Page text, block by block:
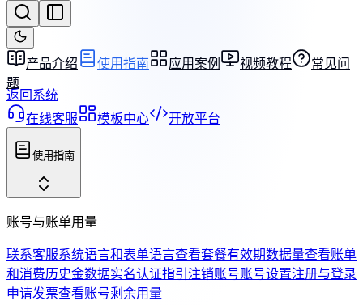
产品介绍 使用指南 应用案例 视频教程
常见问
题
返回系统
在线客服
模板中心 开放平台
使用指南
账号与账单用量
联系客服系统语言和表单语言查看套餐有效期数据量查看账单
和消费历史金数据实名认证指引注销账号账号设置注册与登录
申请发票查看账号剩余用量